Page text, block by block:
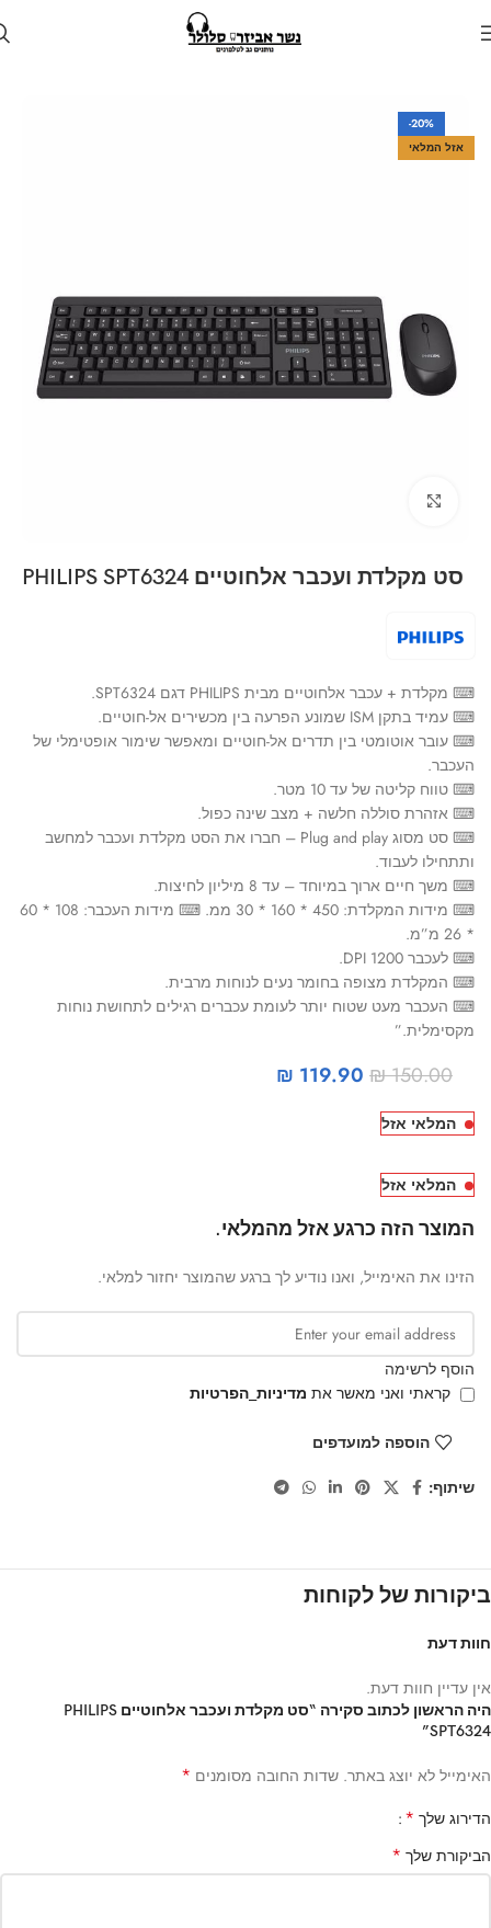
-20%
אזל המלאי
סט מקלדת ועכבר אלחוטיים PHILIPS SPT6324
⌨ מקלדת + עכבר אלחוטיים מבית PHILIPS דגם SPT6324.
⌨ עמיד בתקן ISM שמונע הפרעה בין מכשירים אל-חוטיים.
⌨ עובר אוטומטי בין תדרים אל-חוטיים ומאפשר שימור אופטימלי של
העכבר.
⌨ טווח קליטה של עד 10 מטר.
⌨ אזהרת סוללה חלשה + מצב שינה כפול.
⌨ סט מסוג Plug and play – חברו את הסט מקלדת ועכבר למחשב
ותתחילו לעבוד.
⌨ משך חיים ארוך במיוחד – עד 8 מיליון לחיצות.
⌨ מידות המקלדת: 450 * 160 * 30 ממ. ⌨ מידות העכבר: 108 * 60
* 26 מ”מ.
⌨ לעכבר 1200 DPI.
⌨ המקלדת מצופה בחומר נעים לנוחות מרבית.
⌨ העכבר מעט שטוח יותר לעומת עכברים רגילים לתחושת נוחות
מקסימלית.”
₪150.00
₪ 119.90
המלאי אזל
המלאי אזל
המוצר הזה כרגע אזל מהמלאי.
הזינו את האימייל, ואנו נודיע לך ברגע שהמוצר יחזור למלאי.
הוסף לרשימה
קראתי ואני מאשר את מדיניות_הפרטיות
הוספה למועדפים
שיתוף:
ביקורות של לקוחות
חוות דעת
אין עדיין חוות דעת.
היה הראשון לכתוב סקירה “סט מקלדת ועכבר אלחוטיים PHILIPS
SPT6324”
האימייל לא יוצג באתר. שדות החובה מסומנים *
הדירוג שלך *
הביקורת שלך *